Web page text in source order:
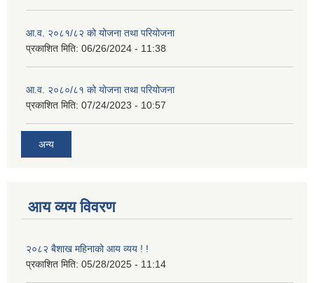
आ.व. २०८१/८२ को योजना तथा परियोजना
प्रकाशित मिति: 06/26/2024 - 11:38
आ.व. २०८०/८१ को योजना तथा परियोजना
प्रकाशित मिति: 07/24/2023 - 10:57
अन्य
आय व्यय विवरण
२०८२ बैशाख महिनाको आय व्यय ! !
प्रकाशित मिति: 05/28/2025 - 11:14